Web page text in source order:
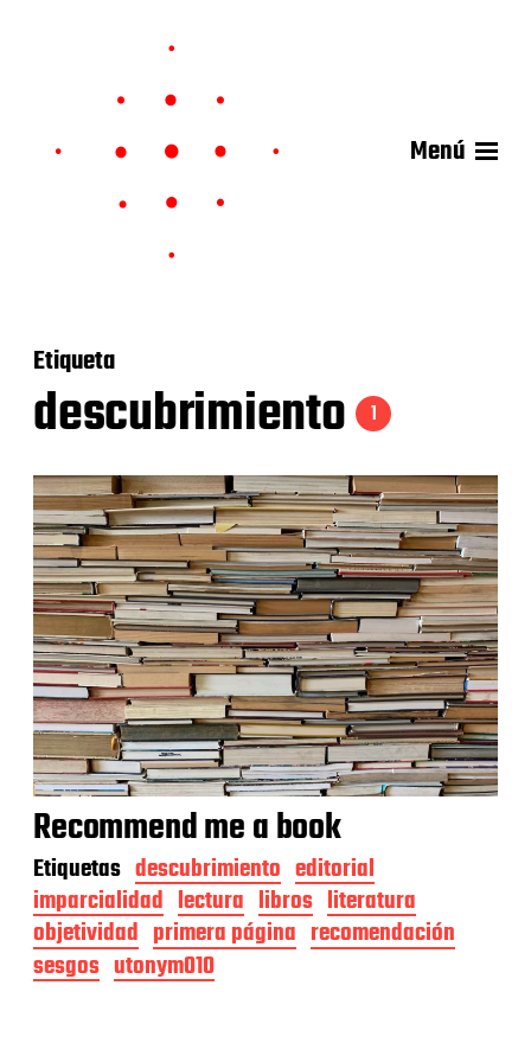
Menú
Etiqueta
descubrimiento 1
Recommend me a book
Etiquetas descubrimiento editorial
imparcialidad lectura libros literatura
objetividad primera página recomendación
sesgos utonym010